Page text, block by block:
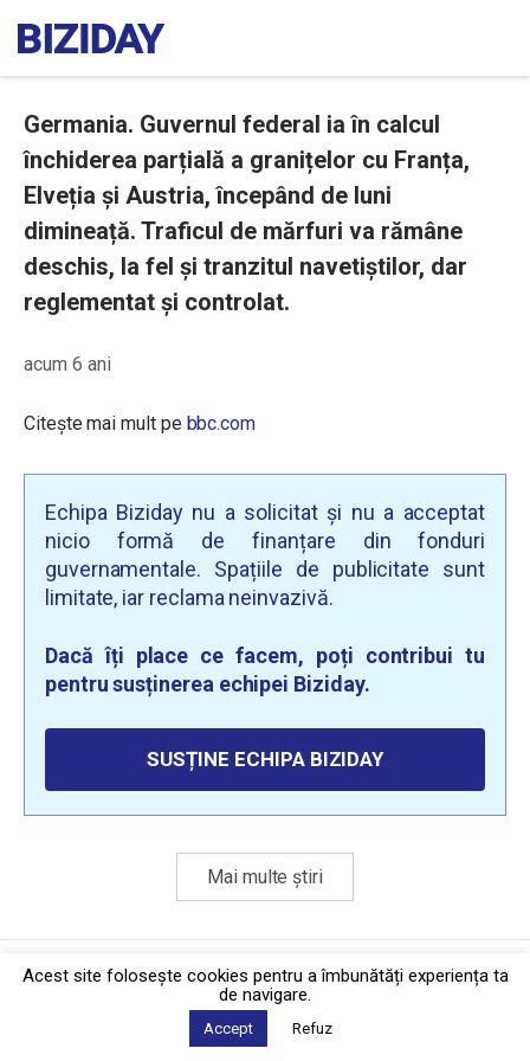
Germania. Guvernul federal ia în calcul
închiderea parțială a granițelor cu Franța,
Elveția și Austria, începând de luni
dimineață. Traficul de mărfuri va rămâne
deschis, la fel și tranzitul navetiștilor, dar
reglementat și controlat.
acum 6 ani
Citește mai mult pe bbc.com
Echipa Biziday nu a solicitat și nu a acceptat
nicio formă de finanțare din fonduri
guvernamentale. Spațiile de publicitate sunt
limitate, iar reclama neinvazivă.
Dacă îți place ce facem, poți contribui tu
pentru susținerea echipei Biziday.
SUSȚINE ECHIPA BIZIDAY
Mai multe știri
Politica de confidențialitate·Contact
2026 © Biziday
Acest site foloseşte cookies pentru a îmbunătăți experiența ta
de navigare.
Accept Refuz